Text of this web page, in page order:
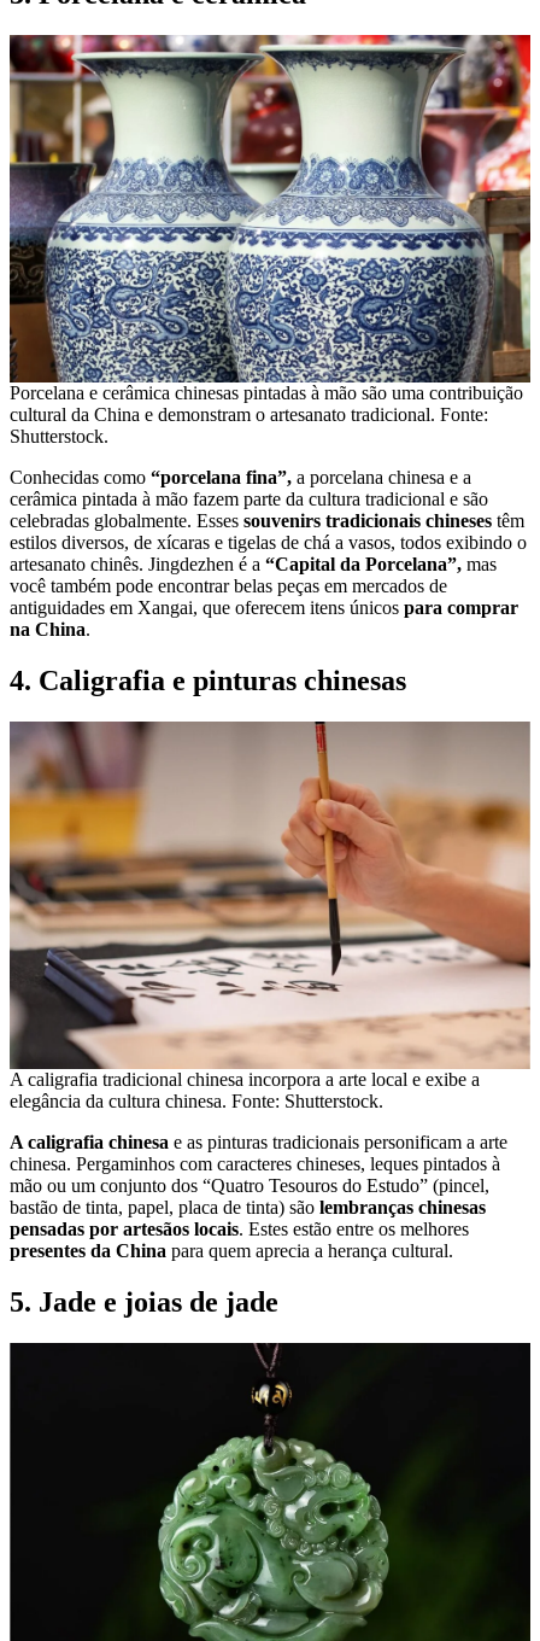
Porcelana e cerâmica chinesas pintadas à mão são uma contribuição
cultural da China e demonstram o artesanato tradicional. Fonte:
Shutterstock.
Conhecidas como “porcelana fina”, a porcelana chinesa e a
cerâmica pintada à mão fazem parte da cultura tradicional e são
celebradas globalmente. Esses souvenirs tradicionais chineses têm
estilos diversos, de xícaras e tigelas de chá a vasos, todos exibindo o
artesanato chinês. Jingdezhen é a “Capital da Porcelana”, mas
você também pode encontrar belas peças em mercados de
antiguidades em Xangai, que oferecem itens únicos para comprar
na China.
4. Caligrafia e pinturas chinesas
A caligrafia tradicional chinesa incorpora a arte local e exibe a
elegância da cultura chinesa. Fonte: Shutterstock.
A caligrafia chinesa e as pinturas tradicionais personificam a arte
chinesa. Pergaminhos com caracteres chineses, leques pintados à
mão ou um conjunto dos “Quatro Tesouros do Estudo” (pincel,
bastão de tinta, papel, placa de tinta) são lembranças chinesas
pensadas por artesãos locais. Estes estão entre os melhores
presentes da China para quem aprecia a herança cultural.
5. Jade e joias de jade